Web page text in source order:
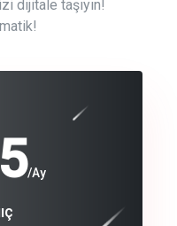
dijitale taşıyın!
/Ay